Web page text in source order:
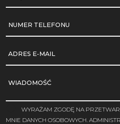
NUMER TELEFONU
ADRES E-MAIL
WIADOMOŚĆ
WYRAŻAM ZGODĘ NA
MNIE DANYCH OSOBOWYCH.